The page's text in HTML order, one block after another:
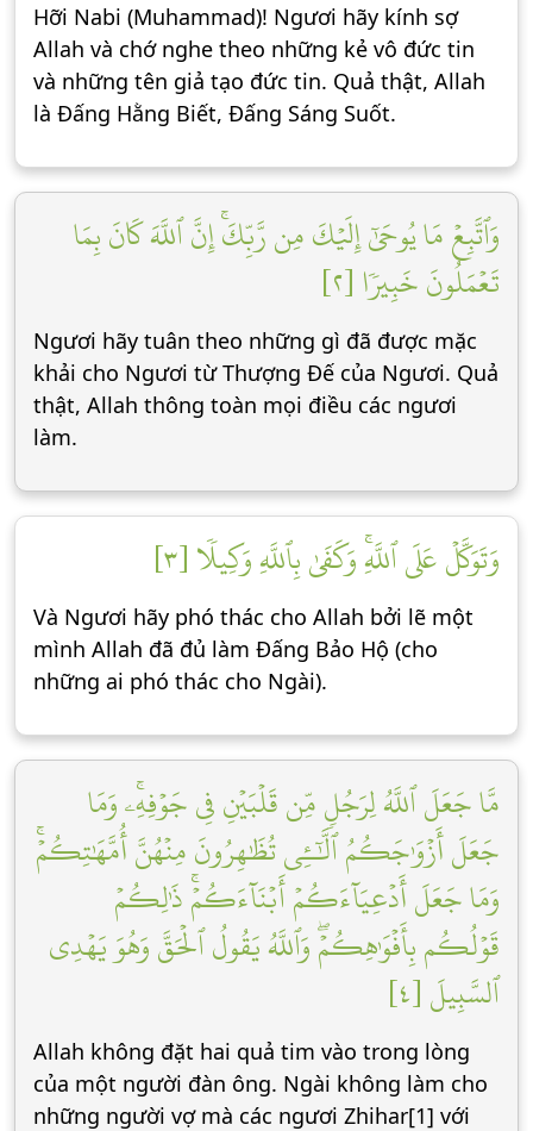
Hỡi Nabi (Muhammad)! Ngươi hãy kính sợ
Allah và chớ nghe theo những kẻ vô đức tin
và những tên giả tạo đức tin. Quả thật, Allah
là Đấng Hằng Biết, Đấng Sáng Suốt.
وَٱتَّبِعۡ مَا يُوحَىٰٓ إِلَيۡكَ مِن رَّبِّكَۚ إِنَّ ٱللَّهَ كَانَ بِمَا
تَعۡمَلُونَ خَبِيرٗا [٢]
Ngươi hãy tuân theo những gì đã được mặc
khải cho Ngươi từ Thượng Đế của Ngươi. Quả
thật, Allah thông toàn mọi điều các ngươi
làm.
وَتَوَكَّلۡ عَلَى ٱللَّهِۚ وَكَفَىٰ بِٱللَّهِ وَكِيلٗا [٣]
Và Ngươi hãy phó thác cho Allah bởi lẽ một
mình Allah đã đủ làm Đấng Bảo Hộ (cho
những ai phó thác cho Ngài).
مَّا جَعَلَ ٱللَّهُ لِرَجُلٖ مِّن قَلۡبَيۡنِ فِي جَوۡفِهِۦۚ وَمَا
جَعَلَ أَزۡوَٰجَكُمُ ٱلَّٰٓـِٔي تُظَٰهِرُونَ مِنۡهُنَّ أُمَّهَٰتِكُمۡۚ
وَمَا جَعَلَ أَدۡعِيَآءَكُمۡ أَبۡنَآءَكُمۡۚ ذَٰلِكُمۡ
قَوۡلُكُم بِأَفۡوَٰهِكُمۡۖ وَٱللَّهُ يَقُولُ ٱلۡحَقَّ وَهُوَ يَهۡدِي
ٱلسَّبِيلَ [٤]
Allah không đặt hai quả tim vào trong lòng
của một người đàn ông. Ngài không làm cho
những người vợ mà các ngươi Zhihar[1] với